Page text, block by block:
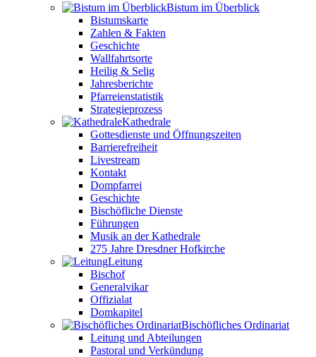
Bistum im Überblick
Bistumskarte
Zahlen & Fakten
Geschichte
Wallfahrtsorte
Heilig & Selig
Jahresberichte
Pfarreienstatistik
Strategieprozess
Kathedrale
Gottesdienste und Öffnungszeiten
Barrierefreiheit
Livestream
Kontakt
Dompfarrei
Geschichte
Bischöfliche Dienste
Führungen
Musik an der Kathedrale
275 Jahre Dresdner Hofkirche
Leitung
Bischof
Generalvikar
Offizialat
Domkapitel
Bischöfliches Ordinariat
Leitung und Abteilungen
Pastoral und Verkündung